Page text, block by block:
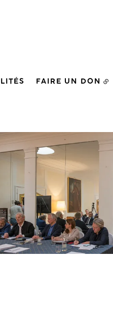
FAIRE UN DON